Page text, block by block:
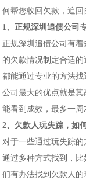
何帮您收回欠款，追回
1、正规深圳追债公司
正规深圳追债公司有
的欠款情况制定合适
都能通过专业的方法
公司最大的优点就是
能看到成效，最多一周
2、欠款人玩失踪，如
对于一些通过玩失踪
通过多种方式找到，
们有办法找到欠款人